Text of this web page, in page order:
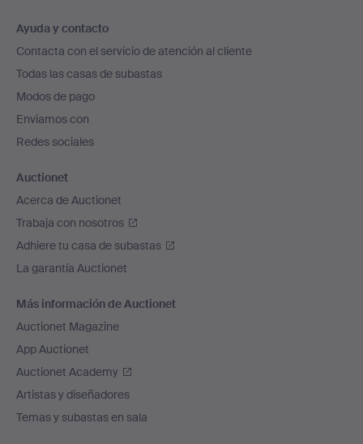
en
el
pie
de
página
Ayuda y contacto
Contacta con el servicio de atención al cliente
Todas las casas de subastas
Modos de pago
Enviamos con
Redes sociales
Auctionet
Acerca de Auctionet
Trabaja con nosotros
Adhiere tu casa de subastas
La garantía Auctionet
Más información de Auctionet
Auctionet Magazine
App Auctionet
Auctionet Academy
Artistas y diseñadores
Temas y subastas en sala